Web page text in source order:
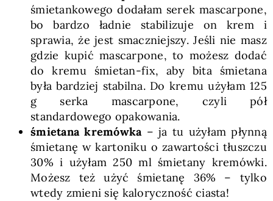
śmietankowego dodałam serek mascarpone,
bo bardzo ładnie stabilizuje on krem i
sprawia, że jest smaczniejszy. Jeśli nie masz
gdzie kupić mascarpone, to możesz dodać
do kremu śmietan-fix, aby bita śmietana
była bardziej stabilna. Do kremu użyłam 125
g serka mascarpone, czyli pół
standardowego opakowania.
śmietana kremówka– ja tu użyłam płynną
śmietanę w kartoniku o zawartości tłuszczu
30% i użyłam 250 ml śmietany kremówki.
Możesz też użyć śmietanę 36% – tylko
wtedy zmieni się kaloryczność ciasta!